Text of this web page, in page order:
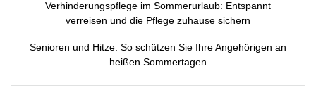
Verhinderungspflege im Sommerurlaub: Entspannt
verreisen und die Pflege zuhause sichern
Senioren und Hitze: So schützen Sie Ihre Angehörigen an
heißen Sommertagen